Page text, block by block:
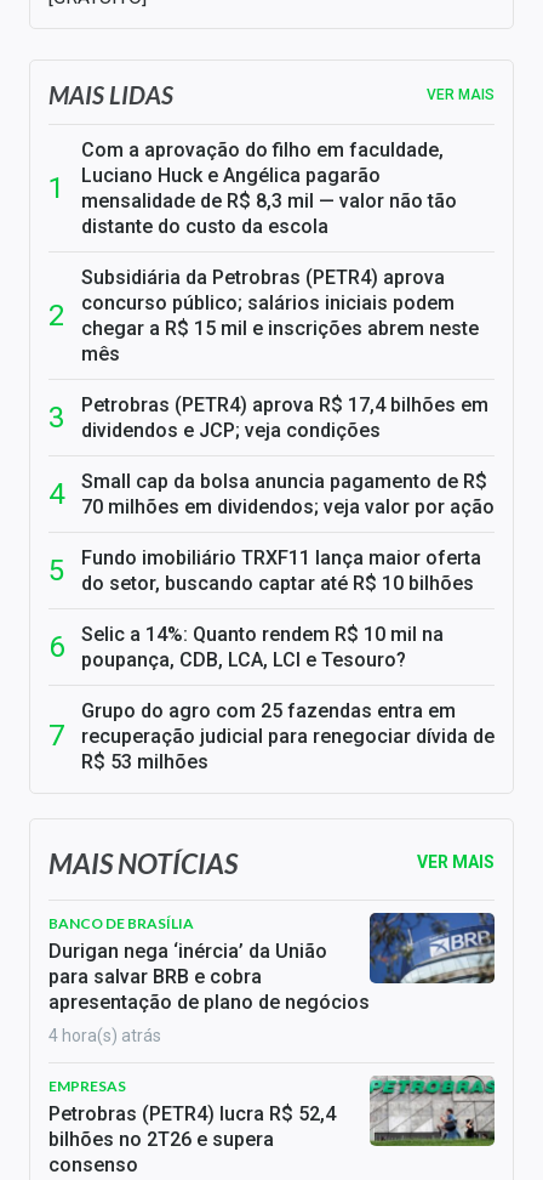
MAIS LIDAS VER MAIS
Com a aprovação do filho em faculdade,
Luciano Huck e Angélica pagarão
mensalidade de R$ 8,3 mil — valor não tão
distante do custo da escola
Subsidiária da Petrobras (PETR4) aprova
concurso público; salários iniciais podem
chegar a R$ 15 mil e inscrições abrem neste
mês
Petrobras (PETR4) aprova R$ 17,4 bilhões em
dividendos e JCP; veja condições
Small cap da bolsa anuncia pagamento de R$
70 milhões em dividendos; veja valor por ação
Fundo imobiliário TRXF11 lança maior oferta
do setor, buscando captar até R$ 10 bilhões
Selic a 14%: Quanto rendem R$ 10 mil na
poupança, CDB, LCA, LCI e Tesouro?
Grupo do agro com 25 fazendas entra em
recuperação judicial para renegociar dívida de
R$ 53 milhões
MAIS NOTÍCIAS VER MAIS
BANCO DE BRASÍLIA
Durigan nega ‘inércia’ da União
para salvar BRB e cobra
apresentação de plano de negócios
4 hora(s) atrás
EMPRESAS
Petrobras (PETR4) lucra R$ 52,4
bilhões no 2T26 e supera
consenso